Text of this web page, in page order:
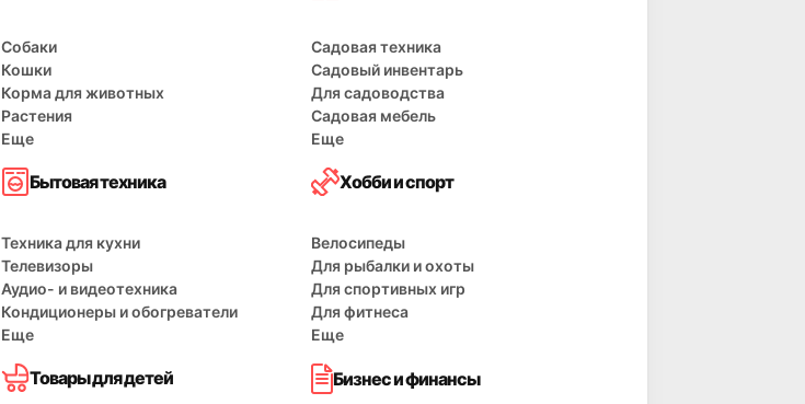
Собаки
Кошки
Корма для животных
Растения
Еще
Садовая техника
Садовый инвентарь
Для садоводства
Садовая мебель
Еще
Бытовая техника
Техника для кухни
Телевизоры
Аудио- и видеотехника
Кондиционеры и обогреватели
Еще
Хобби и спорт
Велосипеды
Для рыбалки и охоты
Для спортивных игр
Для фитнеса
Еще
Товары для детей Бизнес и финансы